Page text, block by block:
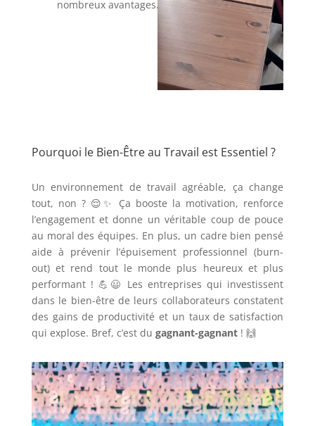
nombreux avantages.
Pourquoi le Bien-Être au Travail est Essentiel ?
Un environnement de travail agréable, ça change
tout, non ? 😌✨ Ça booste la motivation, renforce
l’engagement et donne un véritable coup de pouce
au moral des équipes. En plus, un cadre bien pensé
aide à prévenir l’épuisement professionnel (burn-
out) et rend tout le monde plus heureux et plus
performant ! 💪😃 Les entreprises qui investissent
dans le bien-être de leurs collaborateurs constatent
des gains de productivité et un taux de satisfaction
qui explose. Bref, c’est du gagnant-gagnant! 🙌